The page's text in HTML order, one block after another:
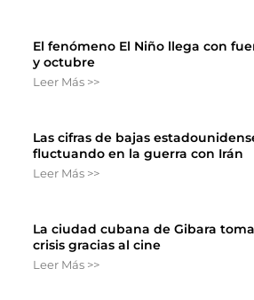
El fenómeno El Niño llega con
y octubre
Leer Más >>
Las cifras de bajas
fluctuando en la guerra con Irán
Leer Más >>
La ciudad cubana de Gibara
crisis gracias al cine
Leer Más >>